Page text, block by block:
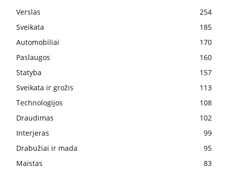
Verslas
254
Sveikata
185
Automobiliai
170
Paslaugos
160
Statyba
157
Sveikata ir grožis
113
Technologijos
108
Draudimas
102
Interjeras
99
Drabužiai ir mada
95
Maistas
83